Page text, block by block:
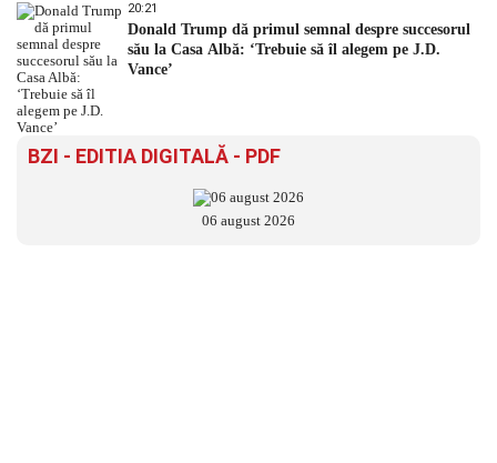
20:21
Donald Trump dă primul semnal despre succesorul
său la Casa Albă: ‘Trebuie să îl alegem pe J.D.
Vance’
BZI - EDITIA DIGITALĂ - PDF
06 august 2026